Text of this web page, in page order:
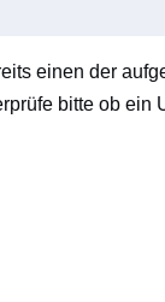
einen der
bitte ob ein